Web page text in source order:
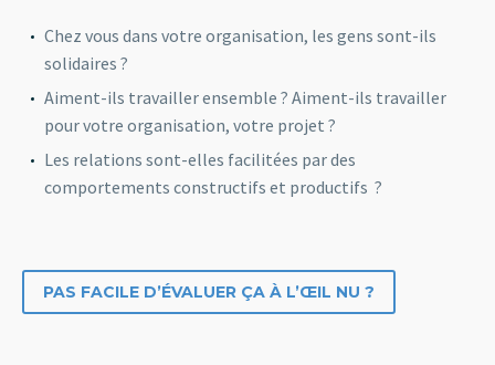
Chez vous dans votre organisation, les gens sont-ils
solidaires ?
Aiment-ils travailler ensemble ? Aiment-ils travailler
pour votre organisation, votre projet ?
Les relations sont-elles facilitées par des
comportements constructifs et productifs ?
PAS FACILE D’ÉVALUER ÇA À L’ŒIL NU ?